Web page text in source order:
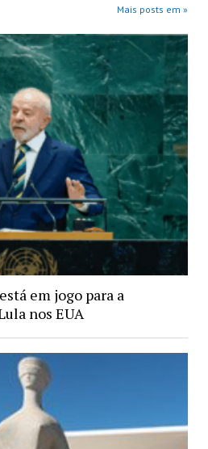
Mais posts em »
em jogo para a
nos EUA